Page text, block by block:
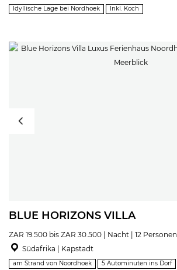
Idyllische Lage bei Nordhoek Inkl. Koch
BLUE HORIZONS VILLA
ZAR 19.500 bis ZAR 30.500 | Nacht | 12 Personen
Südafrika | Kapstadt
am Strand von Noordhoek 5 Autominuten ins Dorf